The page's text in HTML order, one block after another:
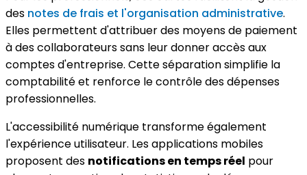
des notes de frais et l'organisation administrative.
Elles permettent d'attribuer des moyens de paiement
à des collaborateurs sans leur donner accès aux
comptes d'entreprise. Cette séparation simplifie la
comptabilité et renforce le contrôle des dépenses
professionnelles.
L'accessibilité numérique transforme également
l'expérience utilisateur. Les applications mobiles
proposent des notifications en temps réel pour